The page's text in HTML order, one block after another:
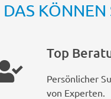
DAS KÖNNEN
Top
Persönlicher
von Experten.